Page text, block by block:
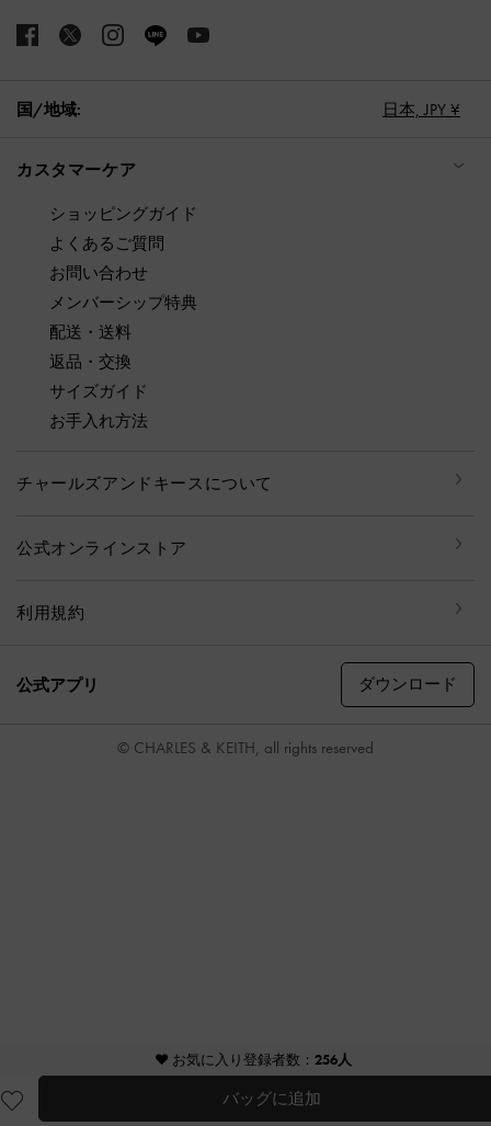
♥ お気に入り登録者数： 256人
バッグに追加
国/地域: 日本, JPY ¥
カスタマーケア
ショッピングガイド
よくあるご質問
お問い合わせ
メンバーシップ特典
配送・送料
返品・交換
サイズガイド
お手入れ方法
チャールズアンドキースについて
公式オンラインストア
利用規約
公式アプリ ダウンロード
© CHARLES & KEITH, all rights reserved